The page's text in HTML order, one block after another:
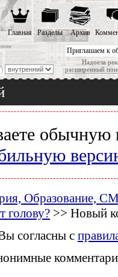
Приглашаем к
Надоела
расширенный
Главная Разделы Архив
обычную
Образование,
голову? >> Новый
согласны с